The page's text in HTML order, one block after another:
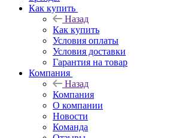
Как купить
Назад
Как купить
Условия оплаты
Условия доставки
Гарантия на товар
Компания
Назад
Компания
О компании
Новости
Команда